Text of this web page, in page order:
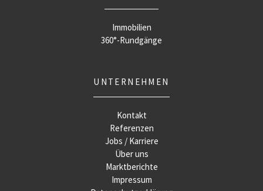
Immobilien
360°-Rundgänge
UNTERNEHMEN
Kontakt
Referenzen
Jobs / Karriere
Über uns
Marktberichte
Impressum